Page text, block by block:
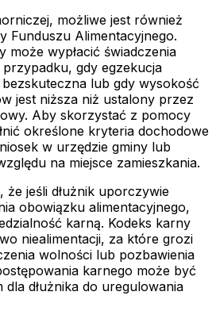
możliwe jest również
Funduszu Alimentacyjnego.
może wypłacić świadczenia
gdy egzekucja
bezskuteczna lub gdy wysokość
jest niższa niż ustalony przez
Aby skorzystać z pomocy
określone kryteria dochodowe
w urzędzie gminy lub
na miejsce zamieszkania.
że jeśli dłużnik uporczywie
obowiązku alimentacyjnego,
karną. Kodeks karny
niealimentacji, za które grozi
wolności lub pozbawienia
karnego może być
dłużnika do uregulowania